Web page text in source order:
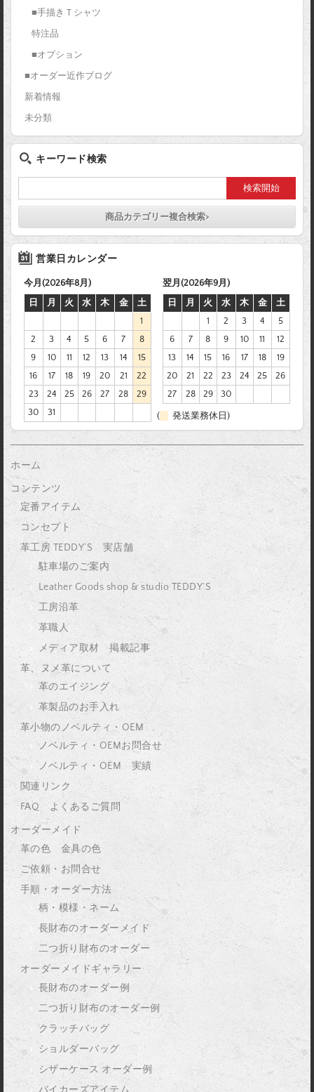
■手描きＴシャツ
特注品
■オプション
■オーダー近作ブログ
新着情報
未分類
キーワード検索
商品カテゴリー複合検索>
営業日カレンダー
今月(2026年8月)
日
月 火 水 木 金
土
1
2
3 4 5 6 7
8
9
10 11 12 13 14
15
16
17 18 19 20 21
22
23
24 25 26 27 28
29
30
31
翌月(2026年9月)
日
月 火 水 木 金
土
1
2 3 4
5
6
7 8 9 10 11
12
13
14 15 16 17 18
19
20
21 22 23 24 25
26
27
28 29 30
( 発送業務休日)
ホーム
コンテンツ
定番アイテム
コンセプト
革工房 TEDDY’S 実店舗
駐車場のご案内
Leather Goods shop & studio TEDDY’S
工房沿革
革職人
メディア取材 掲載記事
革、ヌメ革について
革のエイジング
革製品のお手入れ
革小物のノベルティ・OEM
ノベルティ・OEMお問合せ
ノベルティ・OEM 実績
関連リンク
FAQ よくあるご質問
オーダーメイド
革の色 金具の色
ご依頼・お問合せ
手順・オーダー方法
柄・模様・ネーム
長財布のオーダーメイド
二つ折り財布のオーダー
オーダーメイドギャラリー
長財布のオーダー例
二つ折り財布のオーダー例
クラッチバッグ
ショルダーバッグ
シザーケース オーダー例
バイカーズアイテム